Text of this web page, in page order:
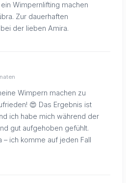
Wimpernlifting machen
Zur dauerhaften
der lieben Amira.
Wimpern machen zu
😍 Das Ergebnis ist
ich habe mich während der
gut aufgehoben gefühlt.
– ich komme auf jeden Fall